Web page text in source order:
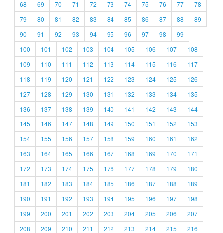
68
69 70 71 72 73 74 75 76 77
78
79
80 81 82 83 84 85 86 87 88
89
90
91 92 93 94 95 96 97 98
99
100
101 102 103 104 105 106 107
108
109
110 111 112 113 114 115 116
117
118
119 120 121 122 123 124 125
126
127
128 129 130 131 132 133 134
135
136
137 138 139 140 141 142 143
144
145
146 147 148 149 150 151 152
153
154
155 156 157 158 159 160 161
162
163
164 165 166 167 168 169 170
171
172
173 174 175 176 177 178 179
180
181
182 183 184 185 186 187 188
189
190
191 192 193 194 195 196 197
198
199
200 201 202 203 204 205 206
207
208
209 210 211 212 213 214 215
216